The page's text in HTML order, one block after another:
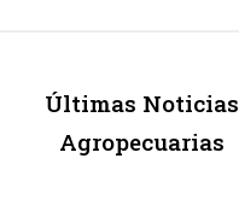
Últimas Noticias
Agropecuarias